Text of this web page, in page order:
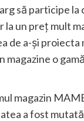
să participe
un preț mult
a-și proiecta
magazine o
magazin
a fost